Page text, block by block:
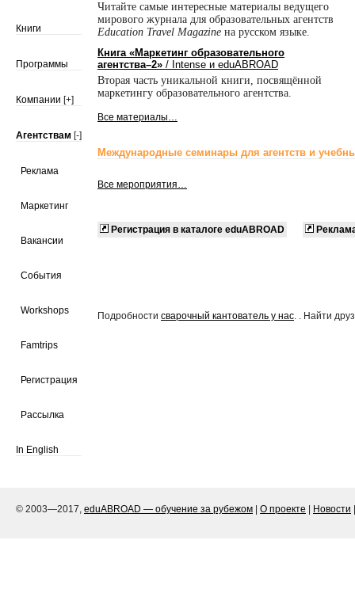
Книги
Программы
Компании [+]
Агентствам [-]
Реклама
Маркетинг
Вакансии
События
Workshops
Famtrips
Регистрация
Рассылка
In English
Читайте самые интересные материалы ведущего
мирового журнала для образовательных агентств
Education Travel Magazine на русском языке.
Книга «Маркетинг образовательного
агентства–2» / Intense и eduABROAD
Вторая часть уникальной книги, посвящённой
маркетингу образовательного агентства.
Все материалы…
Международные семинары для агентств и
Все мероприятия…
Регистрация в каталоге eduABROAD
Подробности сварочный кантователь у нас. . Найти
© 2003—2017, eduABROAD — обучение за рубежом О проекте Новости